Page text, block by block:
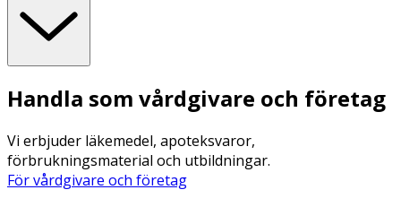
Handla som vårdgivare och företag
Vi erbjuder läkemedel, apoteksvaror,
förbrukningsmaterial och utbildningar.
För vårdgivare och företag